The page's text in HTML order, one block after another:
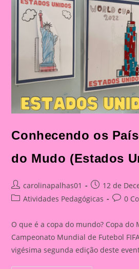
Conhecendo os
do Mudo (Estados
Post
author:
carolinapalhas01
Post
published:
12 de
PostAtividades Pedagógicas
Post0
O que é a copa do mundo? Copa do
Campeonato Mundial de Futebol
vigésima segunda edição deste